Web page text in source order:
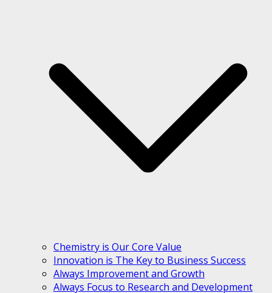
Chemistry is Our Core Value
Innovation is The Key to Business Success
Always Improvement and Growth
Always Focus to Research and Development